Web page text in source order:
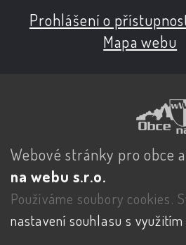
Prohlášení o
Mapa webu
Webové stránky pro obce
na webu s.r.o.
Používáme soubory cookies.
nastavení souhlasu s